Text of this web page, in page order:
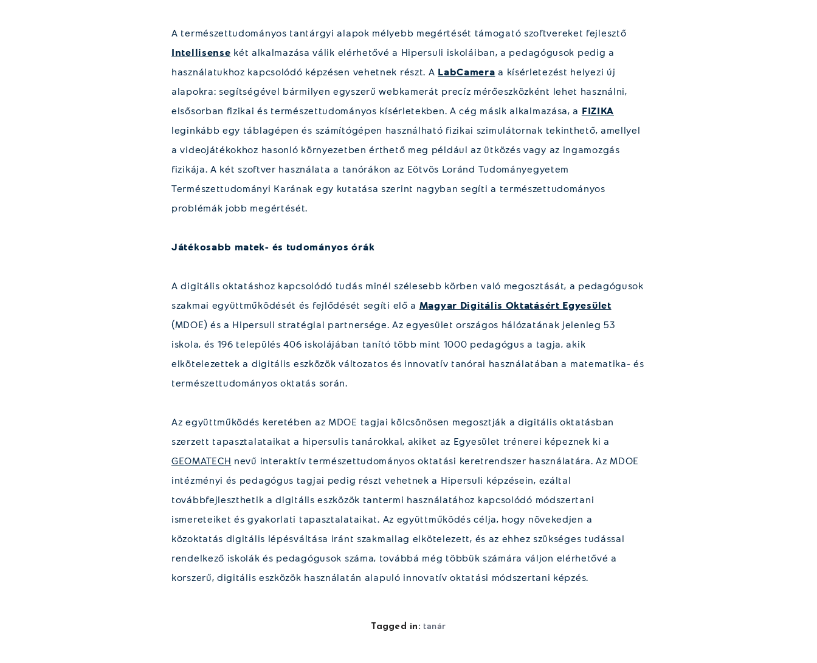
A természettudományos tantárgyi alapok mélyebb megértését támogató szoftvereket fejlesztő
Intellisense két alkalmazása válik elérhetővé a Hipersuli iskoláiban, a pedagógusok pedig a
használatukhoz kapcsolódó képzésen vehetnek részt. A LabCamera a kísérletezést helyezi új
alapokra: segítségével bármilyen egyszerű webkamerát precíz mérőeszközként lehet használni,
elsősorban fizikai és természettudományos kísérletekben. A cég másik alkalmazása, a FIZIKA
leginkább egy táblagépen és számítógépen használható fizikai szimulátornak tekinthető, amellyel
a videojátékokhoz hasonló környezetben érthető meg például az ütközés vagy az ingamozgás
fizikája. A két szoftver használata a tanórákon az Eötvös Loránd Tudományegyetem
Természettudományi Karának egy kutatása szerint nagyban segíti a természettudományos
problémák jobb megértését.
Játékosabb matek- és tudományos órák
A digitális oktatáshoz kapcsolódó tudás minél szélesebb körben való megosztását, a pedagógusok
szakmai együttműködését és fejlődését segíti elő a Magyar Digitális Oktatásért Egyesület
(MDOE) és a Hipersuli stratégiai partnersége. Az egyesület országos hálózatának jelenleg 53
iskola, és 196 település 406 iskolájában tanító több mint 1000 pedagógus a tagja, akik
elkötelezettek a digitális eszközök változatos és innovatív tanórai használatában a matematika- és
természettudományos oktatás során.
Az együttműködés keretében az MDOE tagjai kölcsönösen megosztják a digitális oktatásban
szerzett tapasztalataikat a hipersulis tanárokkal, akiket az Egyesület trénerei képeznek ki a
GEOMATECH nevű interaktív természettudományos oktatási keretrendszer használatára. Az MDOE
intézményi és pedagógus tagjai pedig részt vehetnek a Hipersuli képzésein, ezáltal
továbbfejleszthetik a digitális eszközök tantermi használatához kapcsolódó módszertani
ismereteiket és gyakorlati tapasztalataikat. Az együttműködés célja, hogy növekedjen a
közoktatás digitális lépésváltása iránt szakmailag elkötelezett, és az ehhez szükséges tudással
rendelkező iskolák és pedagógusok száma, továbbá még többük számára váljon elérhetővé a
korszerű, digitális eszközök használatán alapuló innovatív oktatási módszertani képzés.
Tagged in: tanár